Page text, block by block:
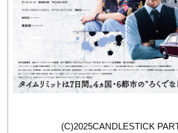
(C)2025CANDLESTICK